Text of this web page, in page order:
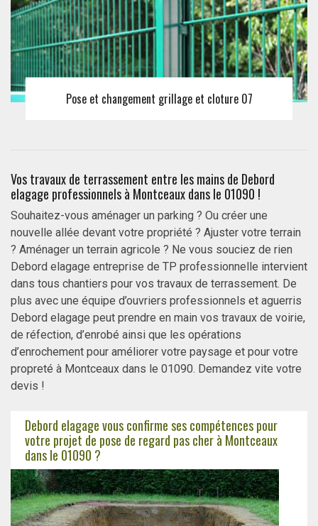
Pose et changement grillage et cloture 07
Vos travaux de terrassement entre les mains de Debord
elagage professionnels à Montceaux dans le 01090 !
Souhaitez-vous aménager un parking ? Ou créer une
nouvelle allée devant votre propriété ? Ajuster votre terrain
? Aménager un terrain agricole ? Ne vous souciez de rien
Debord elagage entreprise de TP professionnelle intervient
dans tous chantiers pour vos travaux de terrassement. De
plus avec une équipe d’ouvriers professionnels et aguerris
Debord elagage peut prendre en main vos travaux de voirie,
de réfection, d’enrobé ainsi que les opérations
d’enrochement pour améliorer votre paysage et pour votre
propreté à Montceaux dans le 01090. Demandez vite votre
devis !
Debord elagage vous confirme ses compétences pour
votre projet de pose de regard pas cher à Montceaux
dans le 01090 ?